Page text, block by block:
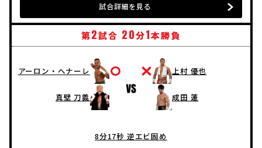
試合詳細を見る
第2試合 20分1本勝負
アーロン・ヘナーレ
真壁 刀義
上村 優也
成田 蓮
8分17秒 逆エビ固め